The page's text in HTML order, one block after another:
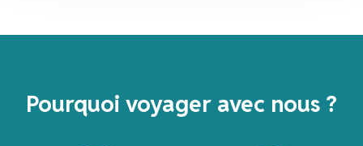
Pourquoi voyager avec nous ?